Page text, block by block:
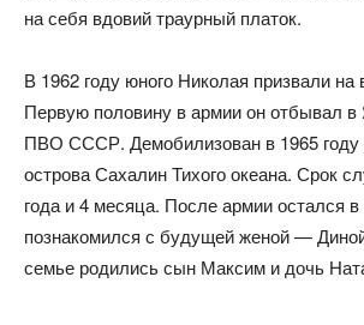
на себя вдовий траурный платок.
В 1962 году юного Николая призвали
Первую половину в армии он отбывал в
ПВО СССР. Демобилизован в 1965 году
острова Сахалин Тихого океана. Срок
года и 4 месяца. После армии остался
познакомился с будущей женой —
семье родились сын Максим и дочь